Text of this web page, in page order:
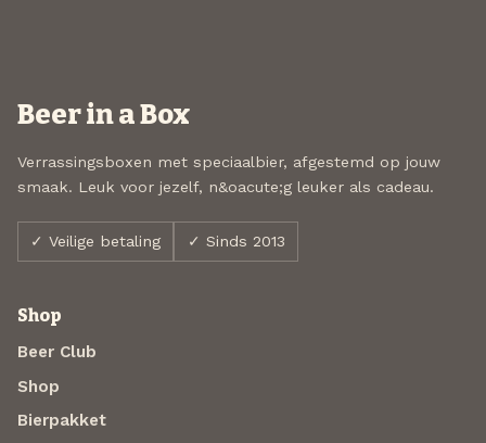
Beer in a Box
Verrassingsboxen met speciaalbier, afgestemd op jouw
smaak. Leuk voor jezelf, n&oacute;g leuker als cadeau.
✓ Veilige betaling ✓ Sinds 2013
Shop
Beer Club
Shop
Bierpakket